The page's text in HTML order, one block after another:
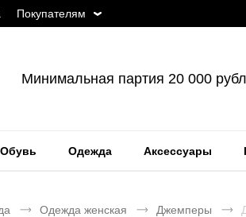
Покупателям
Минимальная партия 20 000
Обувь Одежда Аксессуары
Одежда женская Джемперы